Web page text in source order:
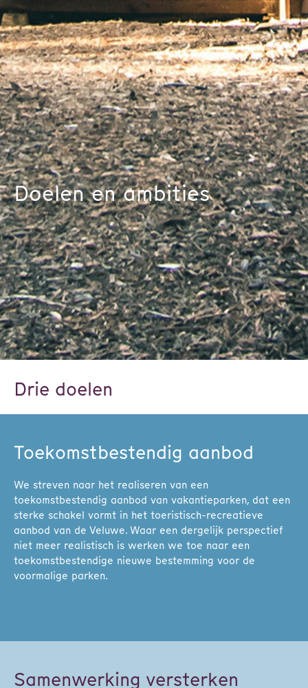
Doelen en ambities
Drie doelen
Toekomstbestendig aanbod
We streven naar het realiseren van een
toekomstbestendig aanbod van vakantieparken, dat een
sterke schakel vormt in het toeristisch-recreatieve
aanbod van de Veluwe. Waar een dergelijk perspectief
niet meer realistisch is werken we toe naar een
toekomstbestendige nieuwe bestemming voor de
voormalige parken.
Samenwerking versterken